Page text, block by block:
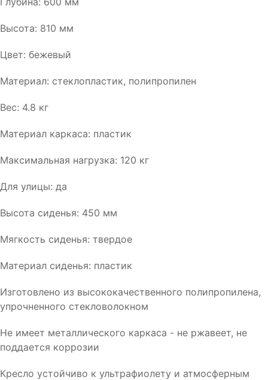
Высота: 810 мм
Цвет: бежевый
Материал: стеклопластик, полипропилен
Вес: 4.8 кг
Материал каркаса: пластик
Максимальная нагрузка: 120 кг
Для улицы: да
Высота сиденья: 450 мм
Мягкость сиденья: твердое
Материал сиденья: пластик
Изготовлено из высококачественного полипропилена,
упрочненного стекловолокном
Не имеет металлического каркаса - не ржавеет, не
поддается коррозии
Кресло устойчиво к ультрафиолету и атмосферным